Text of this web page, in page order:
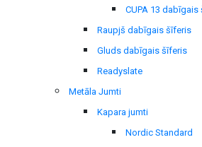
CUPA 13 dabīgais
Raupjš dabīgais šīferis
Gluds dabīgais šīferis
Readyslate
Metāla Jumti
Kapara jumti
Nordic Standard